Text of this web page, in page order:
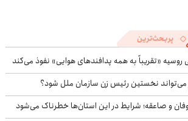
پربحث‌ترین
«تقریباً به همه پدافندهای هوایی» نفوذ می‌کند
می‌تواند نخستین رئیس زن سازمان ملل شود؟
و صاعقه؛ شرایط در این استان‌ها خطرناک می‌شود